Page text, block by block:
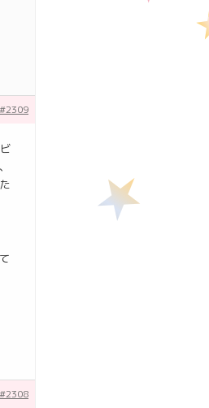
#2309
#2308